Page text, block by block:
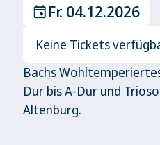
eventFr. 04.12.2026
Keine Tickets
Bachs
Dur bis A-Dur und
Altenburg.